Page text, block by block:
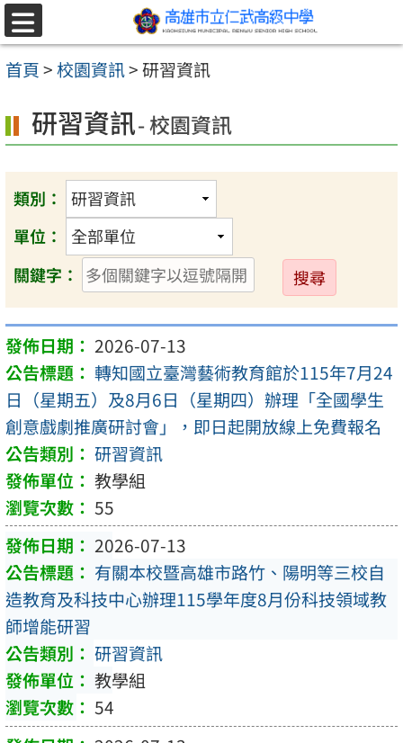
跳至主要內容區
選
單
首頁>校園資訊>研習資訊
研習資訊- 校園資訊
類別：
單位：
關鍵字：
送
出
2026-07-13
轉知國立臺灣藝術教育館於115年7月24
日（星期五）及8月6日（星期四）辦理「全國學生
創意戲劇推廣研討會」，即日起開放線上免費報名
研習資訊
教學組
55
2026-07-13
有關本校暨高雄市路竹、陽明等三校自
造教育及科技中心辦理115學年度8月份科技領域教
師增能研習
研習資訊
教學組
54